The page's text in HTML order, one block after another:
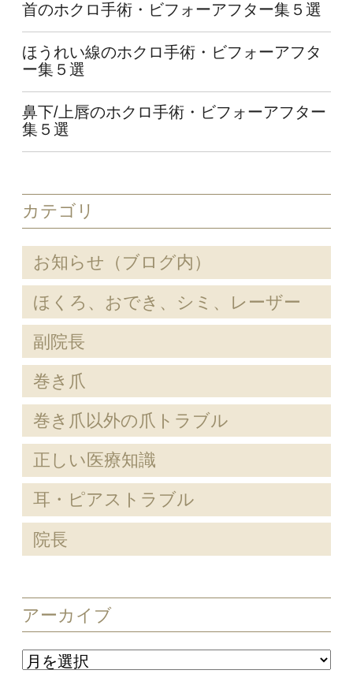
首のホクロ手術・ビフォーアフター集５選
ほうれい線のホクロ手術・ビフォーアフタ
ー集５選
鼻下/上唇のホクロ手術・ビフォーアフター
集５選
カテゴリ
お知らせ（ブログ内）
ほくろ、おでき、シミ、レーザー
副院長
巻き爪
巻き爪以外の爪トラブル
正しい医療知識
耳・ピアストラブル
院長
アーカイブ